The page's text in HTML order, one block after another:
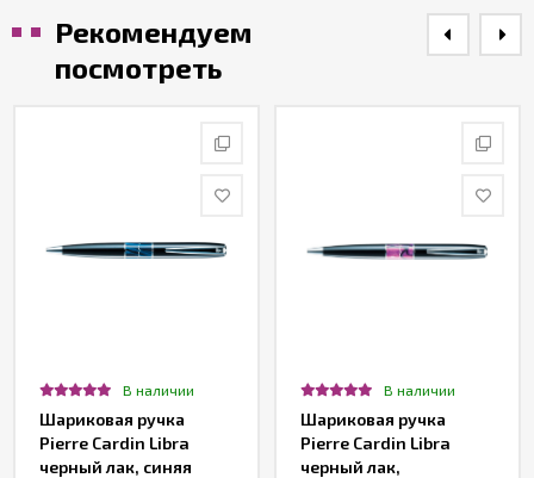
Рекомендуем
посмотреть
В наличии
Шариковая ручка
Pierre Cardin Libra
черный лак, синяя
В наличии
Шариковая ручка
Pierre Cardin Libra
черный лак,